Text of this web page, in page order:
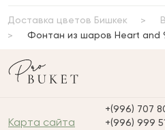
Доставка цветов Бишкек
Фонтан из шаров Heart and
Карта сайта
+(996) 707
+(996) 999